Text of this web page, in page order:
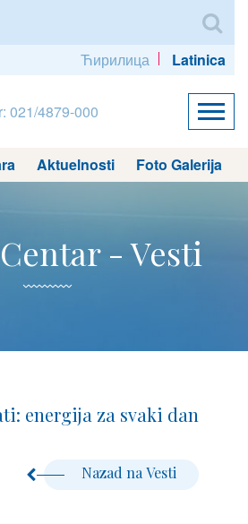
Ћирилица Latinica
021/4879-000
Aktuelnosti Foto Galerija
- Vesti
energija za svaki dan
Nazad na Vesti